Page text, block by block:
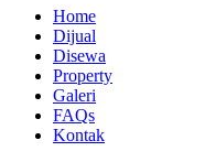
Home
Dijual
Disewa
Property
Galeri
FAQs
Kontak